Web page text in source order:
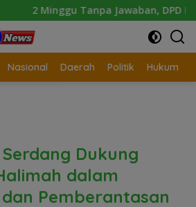
Jawaban, DPD Mosi Sumut
Nasional Daerah Politik Hukum
Dukung
dalam
Pemberantasan